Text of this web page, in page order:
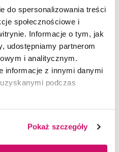
do spersonalizowania treści
społecznościowe i
Informacje o tym, jak
udostępniamy partnerom
i analitycznym.
informacje z innymi danymi
podczas
Pokaż szczegóły
threats to
in Europe"